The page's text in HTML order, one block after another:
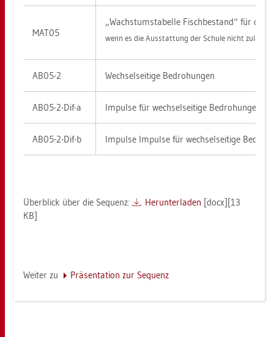
MAT05
„Wachs­tums­ta­bel­le Fisch­be­stand“ für das
wenn es die Aus­stat­tung der Schu­le nicht
AB05-2 Wech­sel­sei­ti­ge Be­dro­hun­gen
AB05-2-Dif-a Im­pul­se für wech­sel­sei­ti­ge Be­dro­hun­gen
AB05-2-Dif-b Im­pul­se Im­pul­se für wech­sel­sei­ti­ge
Über­blick über die Se­quenz: Her­un­ter­la­den [docx][13
KB]
Wei­ter zu Prä­sen­ta­ti­on zur Se­quenz